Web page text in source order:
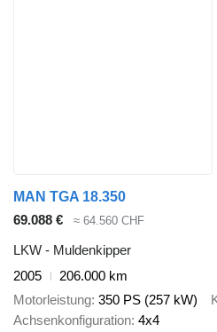
MAN TGA 18.350
69.088 €
≈ 64.560 CHF
LKW - Muldenkipper
2005
206.000 km
Motorleistung 350 PS (257 kW)
Achsenkonfiguration 4x4